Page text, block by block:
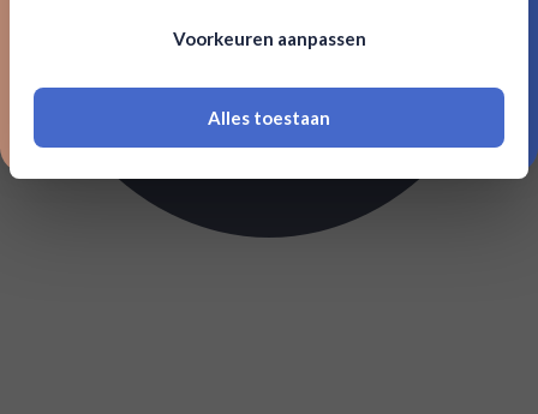
18 jaar of ouder zijn
Voorkeuren aanpassen
Alles toestaan